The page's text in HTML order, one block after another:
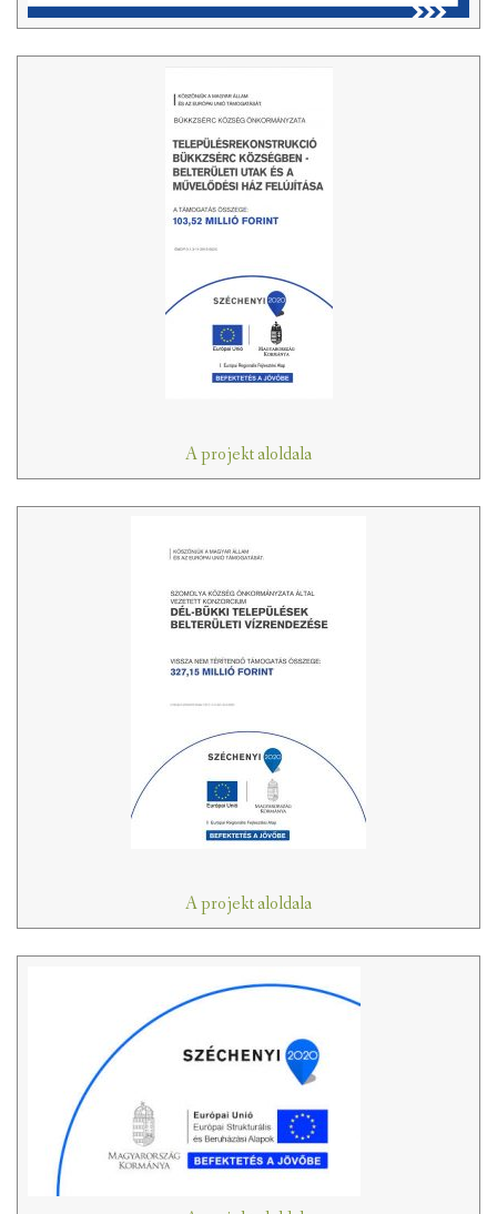
A projekt aloldala
A projekt aloldala